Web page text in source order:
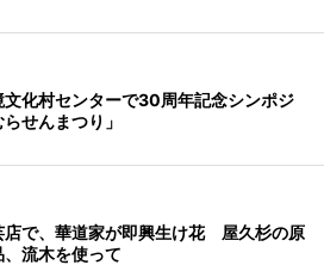
文化村センターで30周年記念シンポジ
せんまつり」
店で、華道家が即興生け花 屋久杉の原
流木を使って